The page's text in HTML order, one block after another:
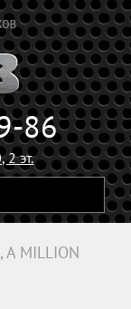
86
2 эт.
A MILLION